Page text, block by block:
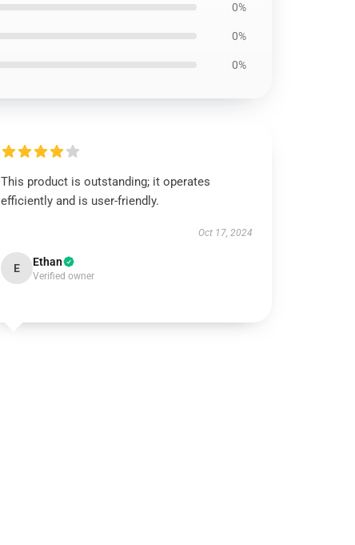
0%
0%
0%
This product is outstanding; it operates
efficiently and is user-friendly.
Oct 17, 2024
E Ethan
Verified owner